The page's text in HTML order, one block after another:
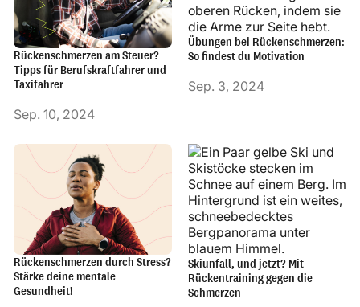
Rückenschmerzen am Steuer?
Tipps für Berufskraftfahrer und
Taxifahrer
Sep. 10, 2024
Übungen bei Rückenschmerzen:
So findest du Motivation
Sep. 3, 2024
Rückenschmerzen durch Stress?
Stärke deine mentale
Gesundheit!
Skiunfall, und jetzt? Mit
Rückentraining gegen die
Schmerzen